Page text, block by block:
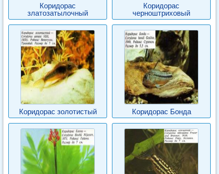
Коридорас
златозатылочный
Коридорас
черноштриховый
Коридорас золотистый Коридорас Бонда